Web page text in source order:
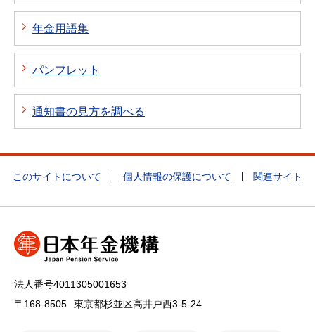
年金用語集
パンフレット
通知書の見方を調べる
このサイトについて 個人情報の保護について 関連サイト
法人番号4011305001653
〒168-8505
東京都杉並区高井戸西3-5-24